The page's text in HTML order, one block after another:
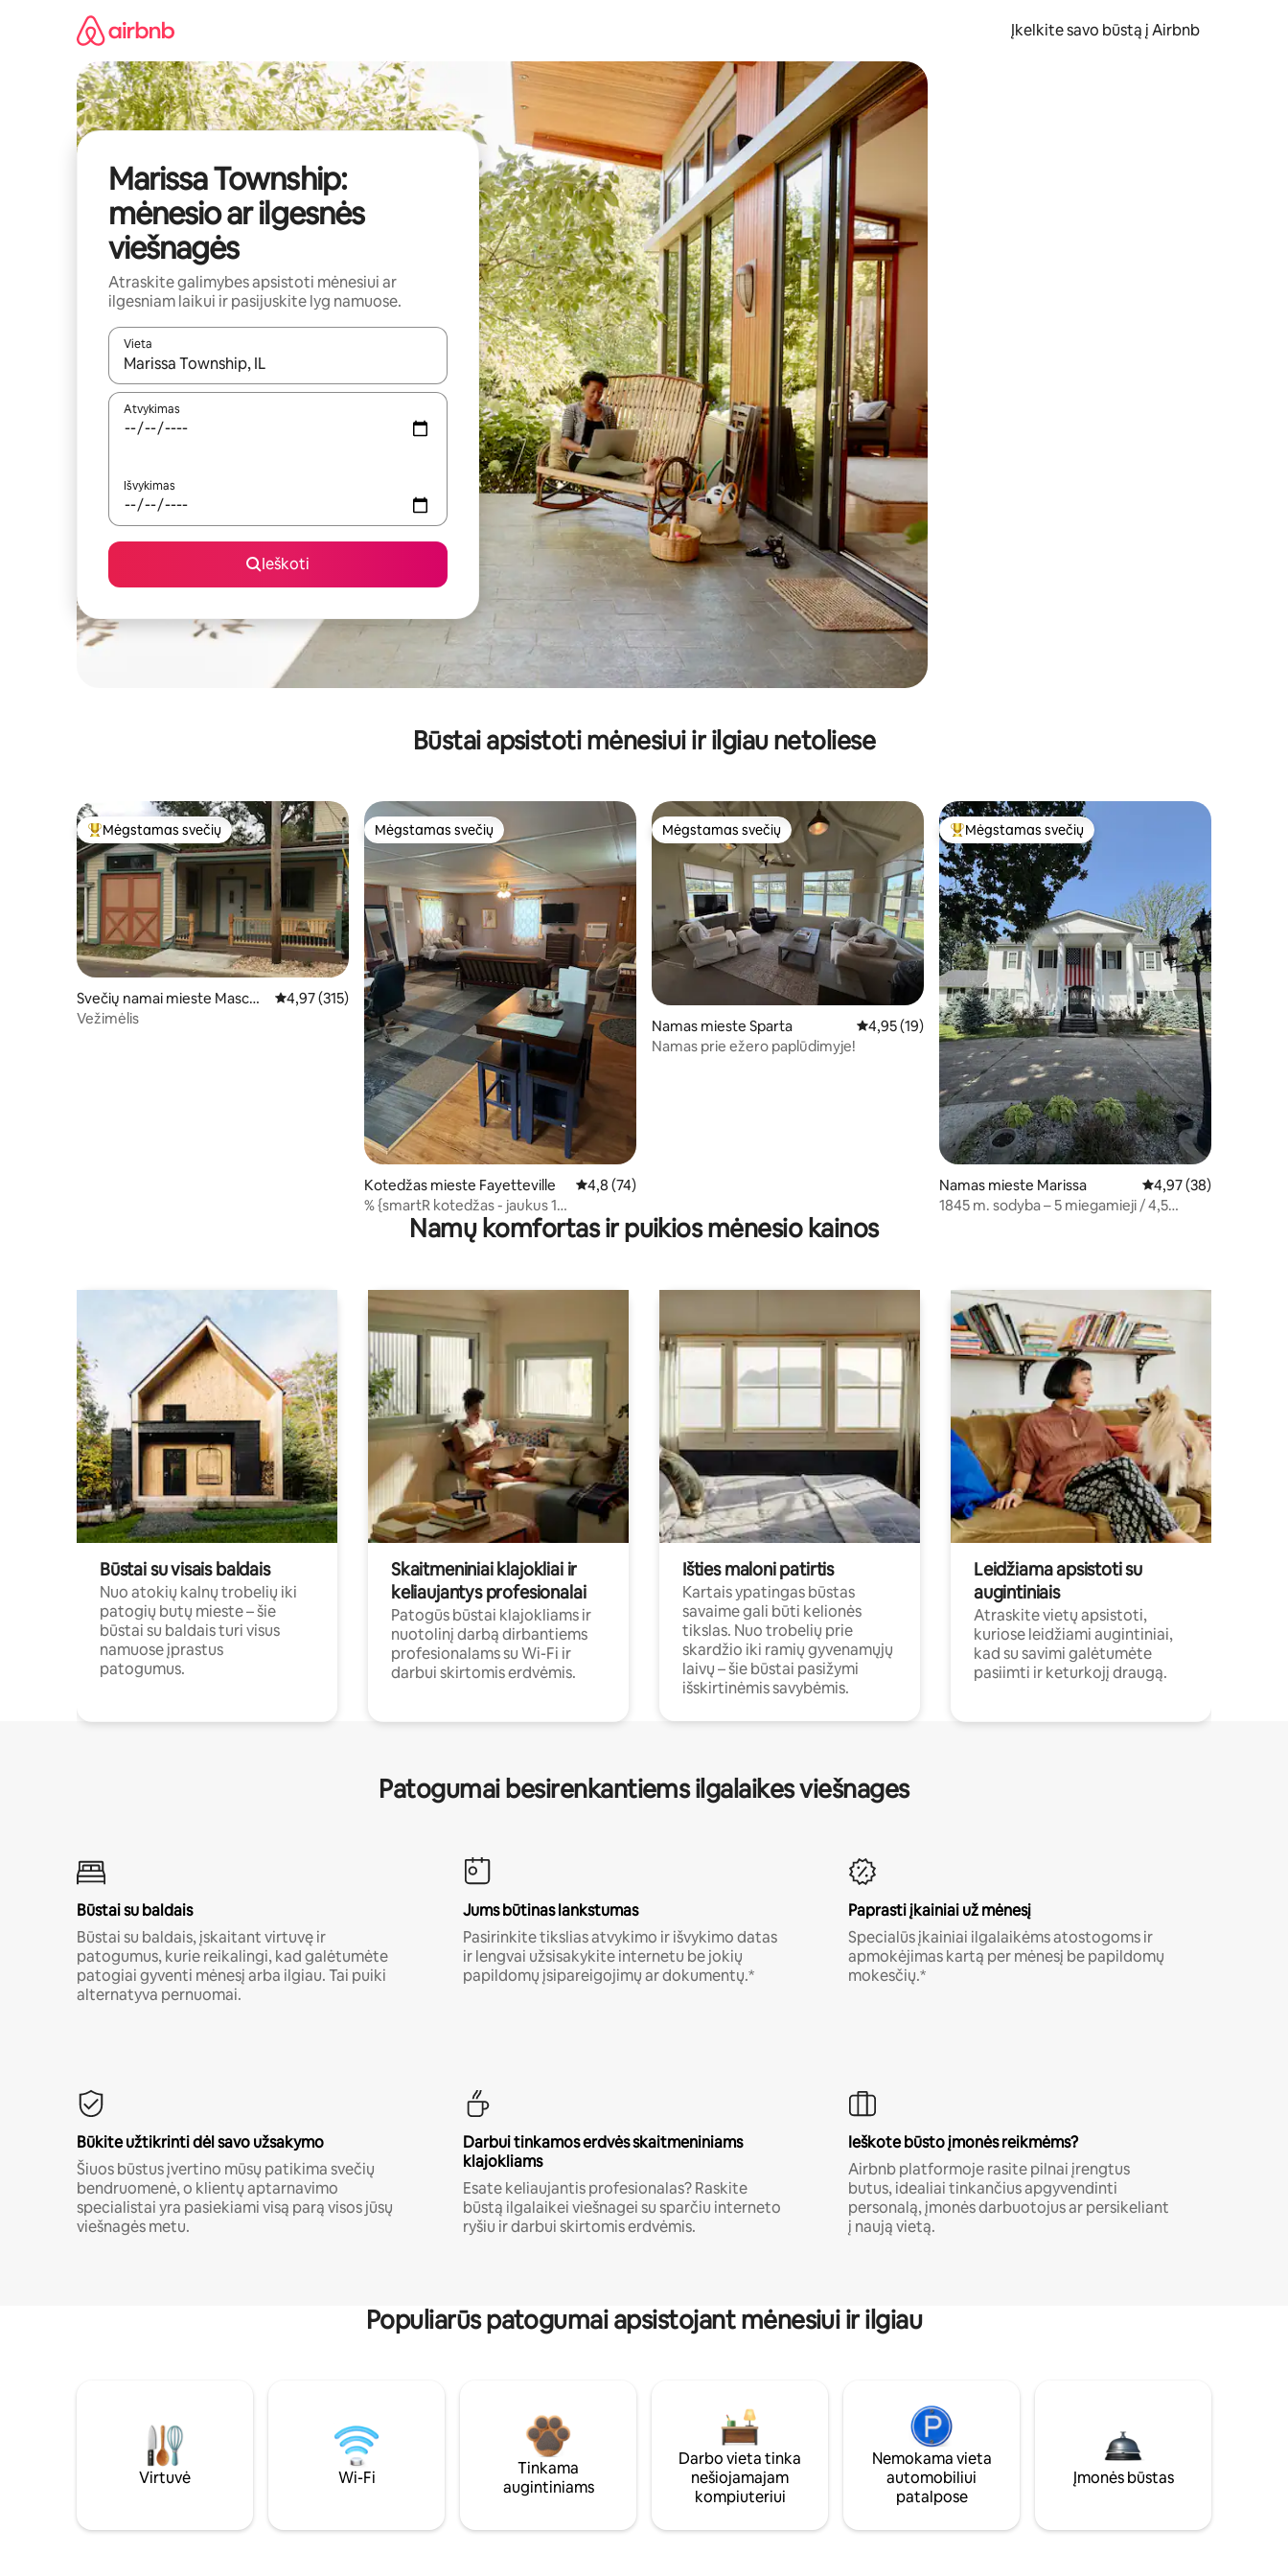
Įkelkite savo būstą į Airbnb
Marissa Township:
mėnesio ar ilgesnės
viešnagės
Atraskite galimybes apsistoti mėnesiui ar
ilgesniam laikui ir pasijuskite lyg namuose.
Vieta
Kai pasirodys paieškos rezultatai, juos naršyti galite naudodami rodykles aukštyn ir žemyn arba liesdami ir braukdami per ekraną.
Atvykimas
Išvykimas
Ieškoti
Būstai apsistoti mėnesiui ir ilgiau netoliese
Svečių mėgstamiausias
Mėgstamas svečių
Svečių namai mieste Mascou
tah
Vidutinis įvertinimas: 4,97 iš 5, atsiliepimų: 315
4,97 (315)
Vežimėlis
Mėgstamas svečių
Mėgstamas svečių
Kotedžas mieste Fayetteville Vidutinis įvertinimas: 4,8 iš 5, atsiliepimų: 74
4,8 (74)
% {smartR kotedžas - jaukus 1
miegamasis kaimiškoje aplinkoje
Mėgstamas svečių
Mėgstamas svečių
Namas mieste Sparta Vidutinis įvertinimas: 4,95 iš 5, atsiliepimų: 19
4,95 (19)
Namas prie ežero paplūdimyje!
Svečių mėgstamiausias
Mėgstamas svečių
Namas mieste Marissa Vidutinis įvertinimas:
4,97 (38)
1845 m. sodyba – 5 miegamieji / 4,5
Namų komfortas ir puikios mėnesio kainos
Būstai su visais baldais
Nuo atokių kalnų trobelių iki
patogių butų mieste – šie
būstai su baldais turi visus
namuose įprastus
patogumus.
Skaitmeniniai klajokliai ir
keliaujantys profesionalai
Patogūs būstai klajokliams ir
nuotolinį darbą dirbantiems
profesionalams su Wi-Fi ir
darbui skirtomis erdvėmis.
Išties maloni patirtis
Kartais ypatingas būstas
savaime gali būti kelionės
tikslas. Nuo trobelių prie
skardžio iki ramių gyvenamųjų
laivų – šie būstai pasižymi
išskirtinėmis savybėmis.
Leidžiama apsistoti su
augintiniais
Atraskite vietų apsistoti,
kuriose leidžiami augintiniai,
kad su savimi galėtumėte
pasiimti ir keturkojį draugą.
Patogumai besirenkantiems ilgalaikes viešnages
Būstai su baldais
Būstai su baldais, įskaitant virtuvę ir
patogumus, kurie reikalingi, kad galėtumėte
patogiai gyventi mėnesį arba ilgiau. Tai puiki
alternatyva pernuomai.
Jums būtinas lankstumas
Pasirinkite tikslias atvykimo ir išvykimo datas
ir lengvai užsisakykite internetu be jokių
papildomų įsipareigojimų ar dokumentų.*
Paprasti įkainiai už mėnesį
Specialūs įkainiai ilgalaikėms atostogoms ir
apmokėjimas kartą per mėnesį be papildomų
mokesčių.*
Būkite užtikrinti dėl savo užsakymo
Šiuos būstus įvertino mūsų patikima svečių
bendruomenė, o klientų aptarnavimo
specialistai yra pasiekiami visą parą visos jūsų
viešnagės metu.
Darbui tinkamos erdvės skaitmeniniams
klajokliams
Esate keliaujantis profesionalas? Raskite
būstą ilgalaikei viešnagei su sparčiu interneto
ryšiu ir darbui skirtomis erdvėmis.
Ieškote būsto įmonės reikmėms?
Airbnb platformoje rasite pilnai įrengtus
butus, idealiai tinkančius apgyvendinti
personalą, įmonės darbuotojus ar persikeliant
į naują vietą.
Populiarūs patogumai apsistojant mėnesiui ir ilgiau
Virtuvė Wi-Fi
Tinkama
augintiniams
Darbo vieta tinka
nešiojamajam
kompiuteriui
Nemokama vieta
automobiliui
patalpose
Įmonės būstas